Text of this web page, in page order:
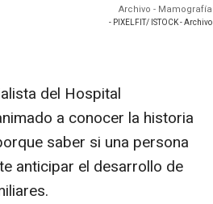
Archivo - Mamografía
- PIXELFIT/ ISTOCK - Archivo
del Hospital
a conocer la historia
saber si una persona
anticipar el desarrollo de